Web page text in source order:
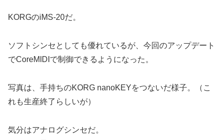
KORGのiMS-20だ。
ソフトシンセとしても優れているが、今回のアップデート
でCoreMIDIで制御できるようになった。
写真は、手持ちのKORG nanoKEYをつないだ様子。（こ
れも生産終了らしいが）
気分はアナログシンセだ。